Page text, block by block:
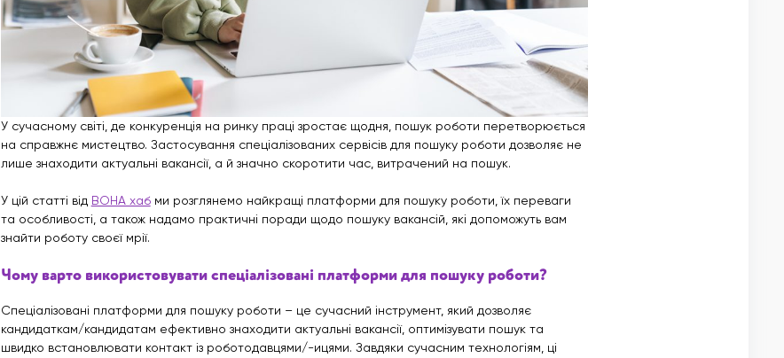
У сучасному світі, де конкуренція на ринку праці зростає щодня, пошук роботи перетворюється
на справжнє мистецтво. Застосування спеціалізованих сервісів для пошуку роботи дозволяє не
лише знаходити актуальні вакансії, а й значно скоротити час, витрачений на пошук.
У цій статті від ВОНА хабми розглянемо найкращі платформи для пошуку роботи, їх переваги
та особливості, а також надамо практичні поради щодо пошуку вакансій, які допоможуть вам
знайти роботу своєї мрії.
Чому варто використовувати спеціалізовані платформи для пошуку роботи?
Спеціалізовані платформи для пошуку роботи – це сучасний інструмент, який дозволяє
кандидаткам/кандидатам ефективно знаходити актуальні вакансії, оптимізувати пошук та
швидко встановлювати контакт із роботодавцями/-ицями. Завдяки сучасним технологіям, ці